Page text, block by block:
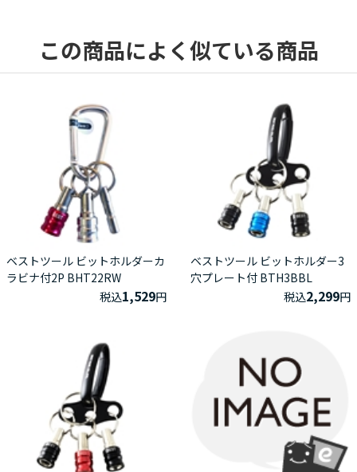
この商品によく似ている商品
ベストツール ビットホルダーカ
ラビナ付2P BHT22RW
税込1,529円
ベストツール ビットホルダー3
穴プレート付 BTH3BBL
税込2,299円